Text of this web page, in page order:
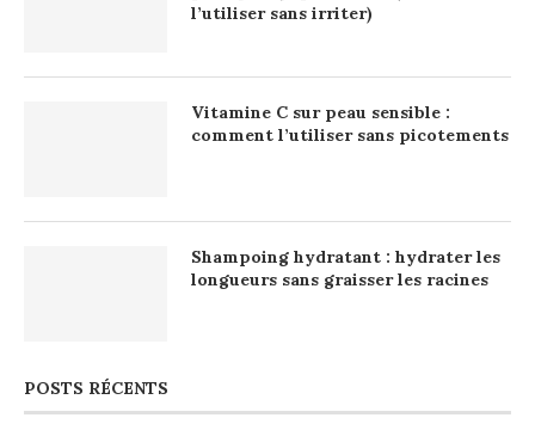
l’utiliser sans irriter)
Vitamine C sur peau sensible :
comment l’utiliser sans picotements
Shampoing hydratant : hydrater les
longueurs sans graisser les racines
POSTS RÉCENTS